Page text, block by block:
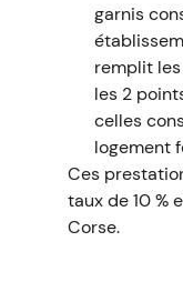
garnis
remplit
les 2
celles
logement
Ces
taux de 10 %
Corse.